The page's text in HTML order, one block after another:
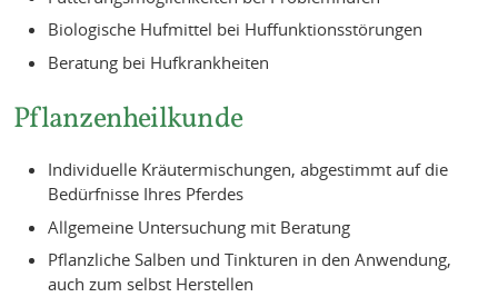
Biologische Hufmittel bei Huffunktionsstörungen
Beratung bei Hufkrankheiten
Pflanzenheilkunde
Individuelle Kräutermischungen, abgestimmt auf die
Bedürfnisse Ihres Pferdes
Allgemeine Untersuchung mit Beratung
Pflanzliche Salben und Tinkturen in den Anwendung,
auch zum selbst Herstellen